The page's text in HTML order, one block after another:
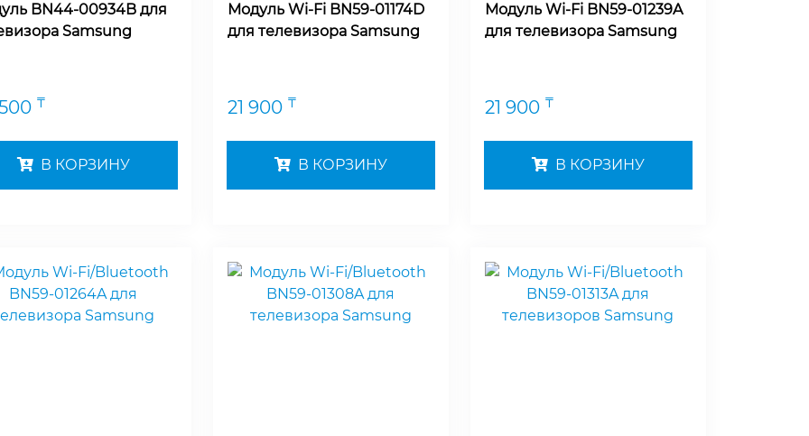
BN44-00934B для
Samsung
₸
В КОРЗИНУ
Модуль Wi-Fi BN59-01174D
для телевизора Samsung
21 900 ₸
В КОРЗИНУ
Модуль Wi-Fi BN59-01239A
для телевизора Samsung
21 900 ₸
В КОРЗИНУ